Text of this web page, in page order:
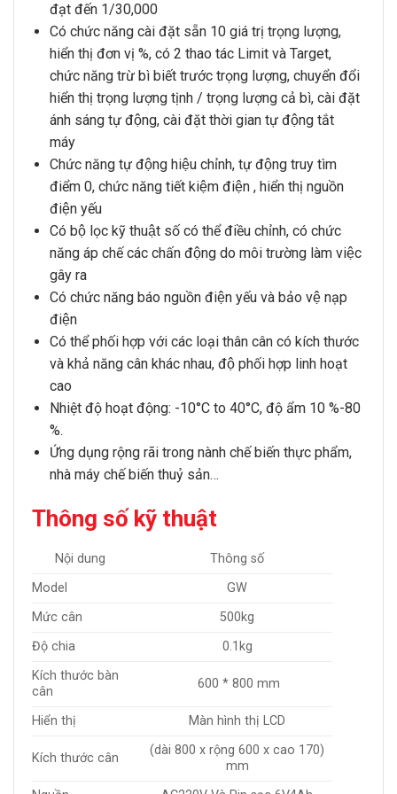
đạt đến 1/30,000
Có chức năng cài đặt sẵn 10 giá trị trọng lượng,
hiển thị đơn vị %, có 2 thao tác Limit và Target,
chức năng trừ bì biết trước trọng lượng, chuyển đổi
hiển thị trọng lượng tịnh / trọng lượng cả bì, cài đặt
ánh sáng tự động, cài đặt thời gian tự động tắt
máy
Chức năng tự động hiệu chỉnh, tự động truy tìm
điểm 0, chức năng tiết kiệm điện , hiển thị nguồn
điện yếu
Có bộ lọc kỹ thuật số có thể điều chỉnh, có chức
năng áp chế các chấn động do môi trường làm việc
gây ra
Có chức năng báo nguồn điện yếu và bảo vệ nạp
điện
Có thể phối hợp với các loại thân cân có kích thước
và khả năng cân khác nhau, độ phối hợp linh hoạt
cao
Nhiệt độ hoạt động: -10°C to 40°C, độ ẩm 10 %-80
%.
Ứng dụng rộng rãi trong nành chế biến thực phẩm,
nhà máy chế biến thuỷ sản…
Thông số kỹ thuật
Nội dung
Thông số
Model
GW
Mức cân
500kg
Độ chia
0.1kg
Kích thước bàn
cân
600 * 800 mm
Hiển thị Màn hình thị LCD
Kích thước cân
(dài 800 x rộng 600 x cao 170)
mm